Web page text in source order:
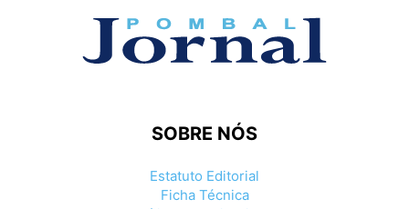
SOBRE NÓS
Estatuto Editorial
Ficha Técnica